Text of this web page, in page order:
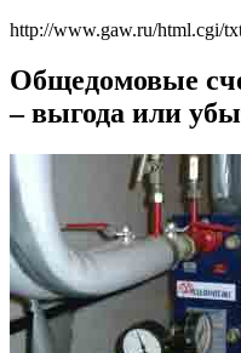
http://www.gaw.ru/html.cgi/
Общедомовые
– выгода или